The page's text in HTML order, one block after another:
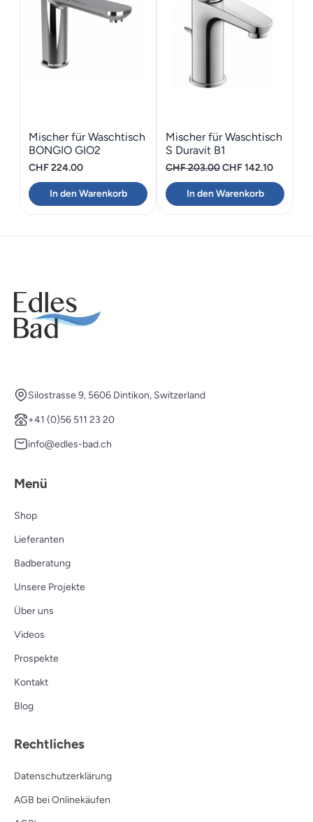
Mischer für Waschtisch
BONGIO GIO2
CHF224.00
In den Warenkorb
Mischer für Waschtisch
S Duravit B1
CHF203.00Ursprünglicher
Preis
war:
CHF142.10Aktueller
Preis
ist:
In den Warenkorb
Silostrasse 9, 5606 Dintikon, Switzerland
+41 (0)56 511 23 20
info@edles-bad.ch
Menü
Shop
Lieferanten
Badberatung
Unsere Projekte
Über uns
Videos
Prospekte
Kontakt
Blog
Rechtliches
Datenschutzerklärung
AGB bei Onlinekäufen